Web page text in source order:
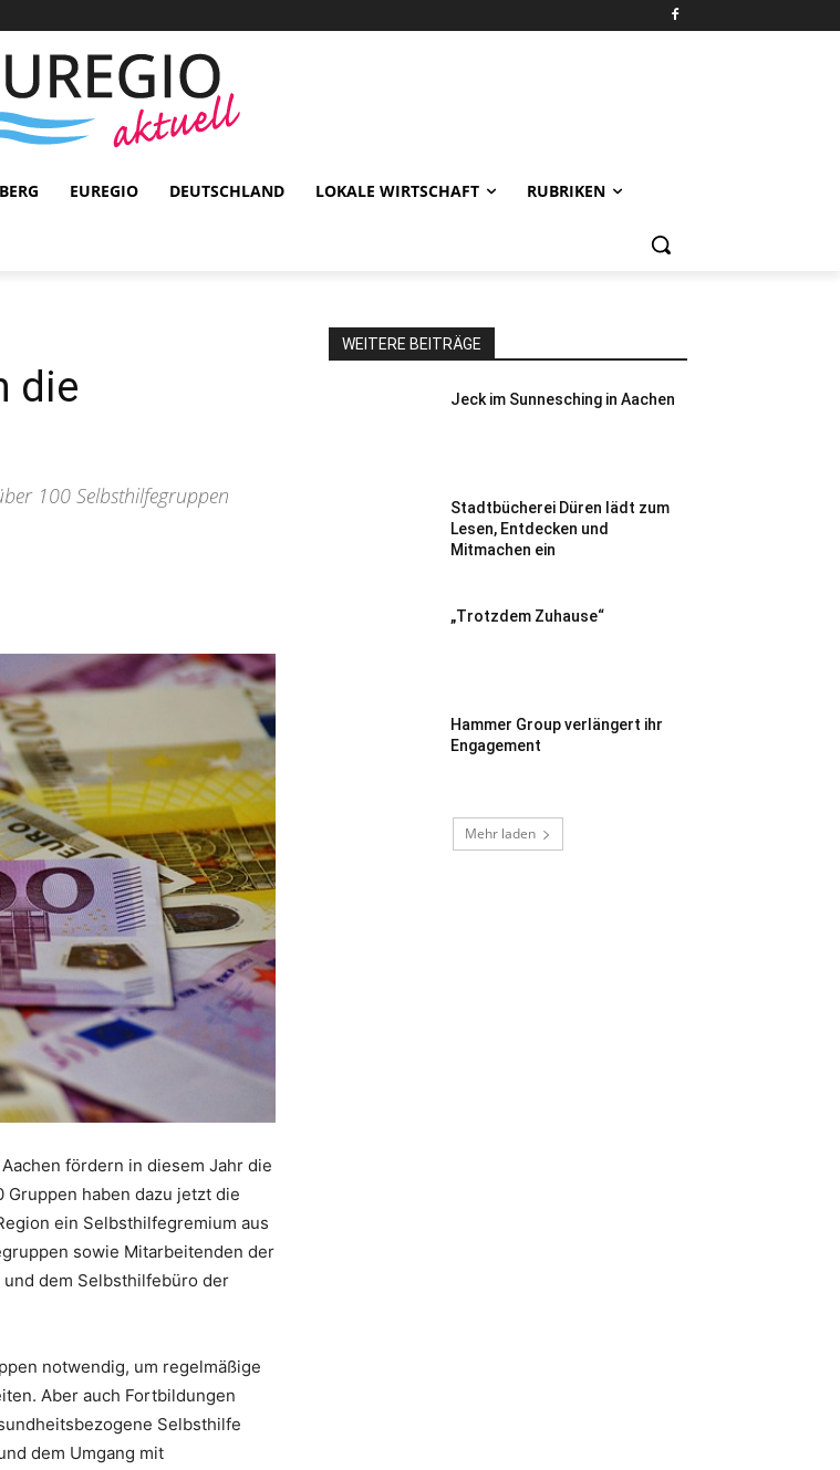
EUREGIO DEUTSCHLAND LOKALE WIRTSCHAFT RUBRIKEN
die
100 Selbsthilfegruppen
fördern in diesem Jahr die
haben dazu jetzt die
ein Selbsthilfegremium aus
sowie Mitarbeitenden der
dem Selbsthilfebüro der
notwendig, um regelmäßige
Aber auch Fortbildungen
Selbsthilfe
dem Umgang mit
WEITERE BEITRÄGE
Jeck im Sunnesching in Aachen
Stadtbücherei Düren lädt zum
Lesen, Entdecken und
Mitmachen ein
„Trotzdem Zuhause“
Hammer Group verlängert ihr
Engagement
Mehr laden